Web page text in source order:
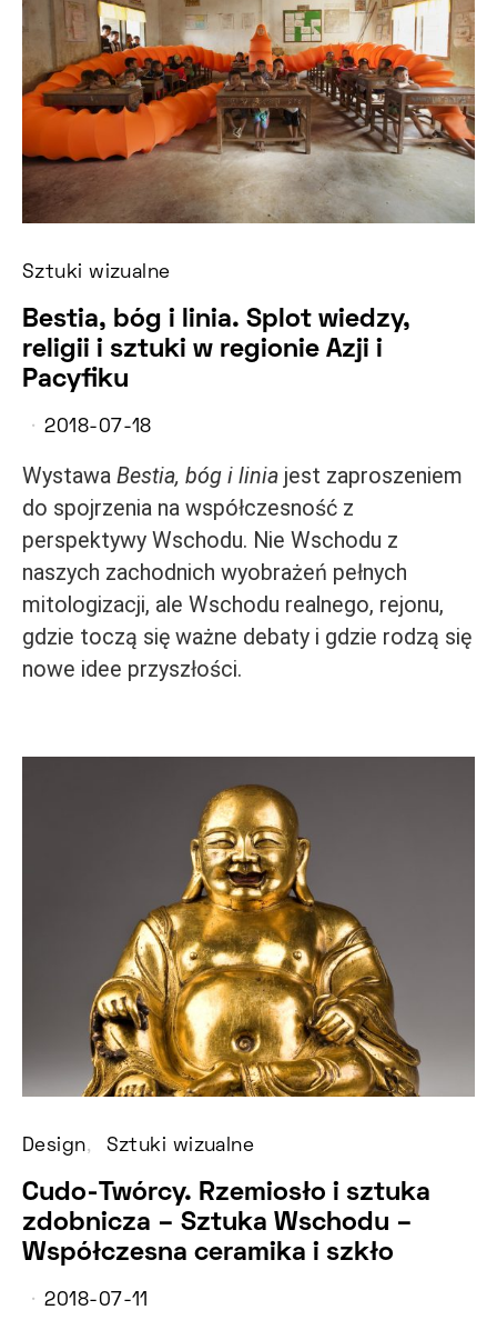
Sztuki wizualne
Bestia, bóg i linia. Splot wiedzy,
religii i sztuki w regionie Azji i
Pacyfiku
2018-07-18
Wystawa Bestia, bóg i linia jest zaproszeniem
do spojrzenia na współczesność z
perspektywy Wschodu. Nie Wschodu z
naszych zachodnich wyobrażeń pełnych
mitologizacji, ale Wschodu realnego, rejonu,
gdzie toczą się ważne debaty i gdzie rodzą się
nowe idee przyszłości.
Design Sztuki wizualne
Cudo-Twórcy. Rzemiosło i sztuka
zdobnicza – Sztuka Wschodu –
Współczesna ceramika i szkło
2018-07-11